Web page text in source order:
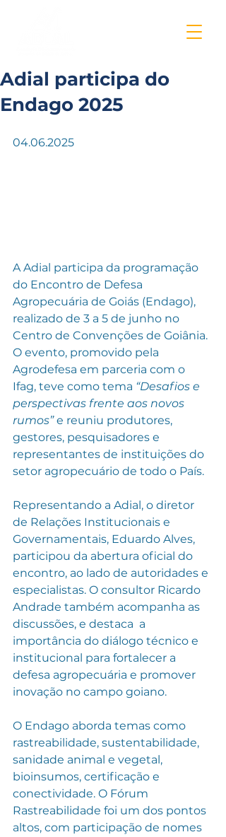
Adial participa do
Endago 2025
04.06.2025
A Adial participa da programação
do Encontro de Defesa
Agropecuária de Goiás (Endago),
realizado de 3 a 5 de junho no
Centro de Convenções de Goiânia.
O evento, promovido pela
Agrodefesa em parceria com o
Ifag, teve como tema “Desafios e
perspectivas frente aos novos
rumos” e reuniu produtores,
gestores, pesquisadores e
representantes de instituições do
setor agropecuário de todo o País.
Representando a Adial, o diretor
de Relações Institucionais e
Governamentais, Eduardo Alves,
participou da abertura oficial do
encontro, ao lado de autoridades e
especialistas. O consultor Ricardo
Andrade também acompanha as
discussões, e destaca  a
importância do diálogo técnico e
institucional para fortalecer a
defesa agropecuária e promover
inovação no campo goiano.
O Endago aborda temas como
rastreabilidade, sustentabilidade,
sanidade animal e vegetal,
bioinsumos, certificação e
conectividade. O Fórum
Rastreabilidade foi um dos pontos
altos, com participação de nomes